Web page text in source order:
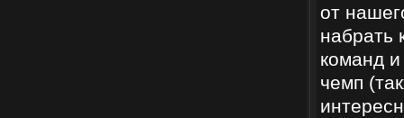
от
набрать
команд и
чемп